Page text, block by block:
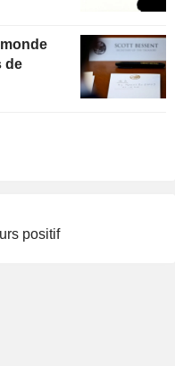
de
positif